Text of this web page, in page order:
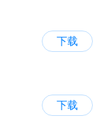
下载
下载